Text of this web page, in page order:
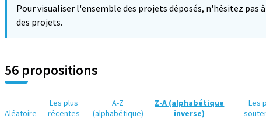
Pour visualiser l'ensemble des projets déposés, n'hésitez
des projets.
56 propositions
Aléatoire
Les plus
récentes
A-Z
(alphabétique)
Z-A (alphabétique
inverse)
Les